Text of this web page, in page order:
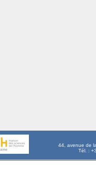
44, avenue de
Tél. :